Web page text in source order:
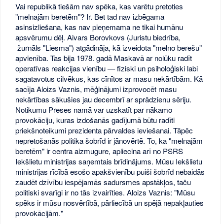
Vai republikā tiešām nav spēka, kas varētu pretoties
"melnajām beretēm"? Ir. Bet tad nav izbēgama
asinsizliešana, kas nav pieņemama ne tikai humānu
apsvērumu dēļ. Aivars Borovkovs (Juristu biedrība,
žurnāls "Liesma") atgādināja, kā izveidota "melno berešu"
apvienība. Tas bija 1978. gadā Maskavā ar nolūku radīt
operatīvas reakcijas vienību — fiziski un psiholoģiski labi
sagatavotus cilvēkus, kas cīnītos ar masu nekārtībām. Kā
sacīja Aloizs Vaznis, mēģinājumi izprovocēt masu
nekārtības sākušies jau decembrī ar sprādzienu sēriju.
Notikumu Preses namā var uzskatīt par nākamo
provokāciju, kuras izdošanās gadījumā būtu radīti
priekšnoteikumi prezidenta pārvaldes ieviešanai. Tāpēc
nepretošanās politika šobrīd ir jānovērtē. To, ka "melnajām
beretēm" ir centra aizmugure, apliecina arī no PSRS
Iekšlietu ministrijas saņemtais brīdinājums. Mūsu Iekšlietu
ministrijas rīcībā esošo apakšvienību puiši šobrīd nebaidās
zaudēt dzīvību iespējamās sadursmes apstākļos, taču
politiski svarīgi ir no tās izvairīties. Aloizs Vaznis: "Mūsu
spēks ir mūsu nosvērtībā, pārliecībā un spējā nepakļauties
provokācijām."